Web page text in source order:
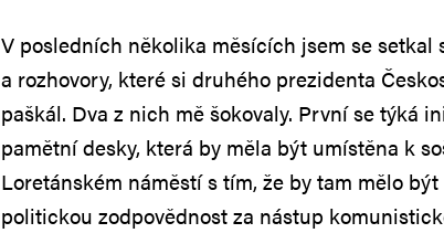
V posledních několika měsících jsem se setkal
a rozhovory, které si druhého prezidenta
paškál. Dva z nich mě šokovaly. První se týká
pamětní desky, která by měla být umístěna k
Loretánském náměstí s tím, že by tam mělo být
politickou zodpovědnost za nástup